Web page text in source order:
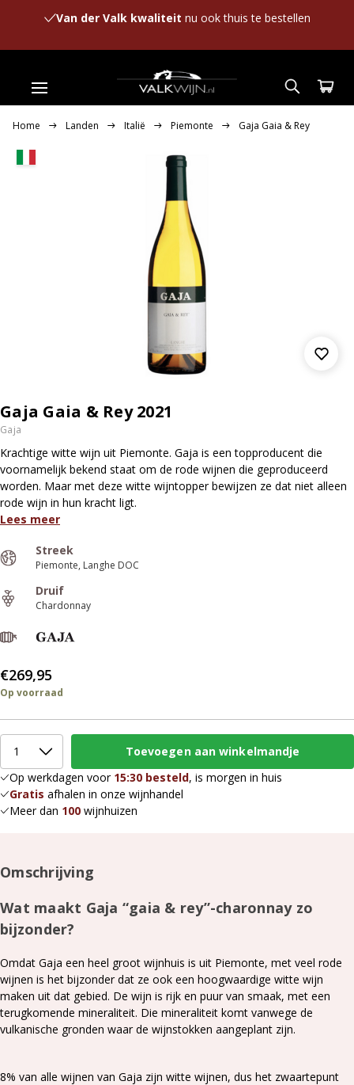
Van der Valk kwaliteit nu ook thuis te bestellen
Home Landen Italië Piemonte Gaja Gaia & Rey
Gaja Gaia & Rey 2021
Gaja
Krachtige witte wijn uit Piemonte. Gaja is een topproducent die
voornamelijk bekend staat om de rode wijnen die geproduceerd
worden. Maar met deze witte wijntopper bewijzen ze dat niet alleen
rode wijn in hun kracht ligt.
Lees meer
Streek
Piemonte Langhe DOC
Druif
Chardonnay
€269,95
Op voorraad
Op werkdagen voor 15:30 besteld, is morgen in huis
Gratis afhalen in onze wijnhandel
Meer dan 100 wijnhuizen
Omschrijving
Wat maakt Gaja “gaia & rey”-charonnay zo
bijzonder?
Omdat Gaja een heel groot wijnhuis is uit Piemonte, met veel rode
wijnen is het bijzonder dat ze ook een hoogwaardige witte wijn
maken uit dat gebied. De wijn is rijk en puur van smaak, met een
terugkomende mineraliteit. Die mineraliteit komt vanwege de
vulkanische gronden waar de wijnstokken aangeplant zijn.
8% van alle wijnen van Gaja zijn witte wijnen, dus het zwaartepunt